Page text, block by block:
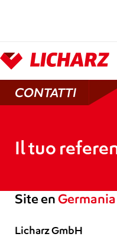
CONTATTI
Il tuo
Site en Germania
Licharz GmbH